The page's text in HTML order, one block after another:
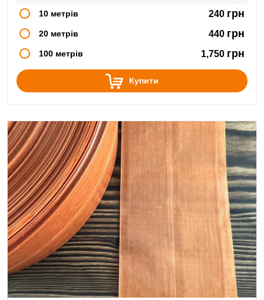
10 метрів 240 грн
20 метрів 440 грн
100 метрів 1,750 грн
Купити